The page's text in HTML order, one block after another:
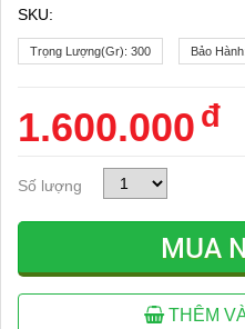
SKU:
Trọng Lượng(gr): 300 Bảo Hành:
1.600.000 đ
Số lượng
MUA
THÊM